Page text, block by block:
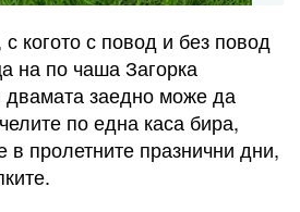
когото с повод и без повод
на по чаша Загорка
заедно може да
по една каса бира,
в пролетните празнични дни,